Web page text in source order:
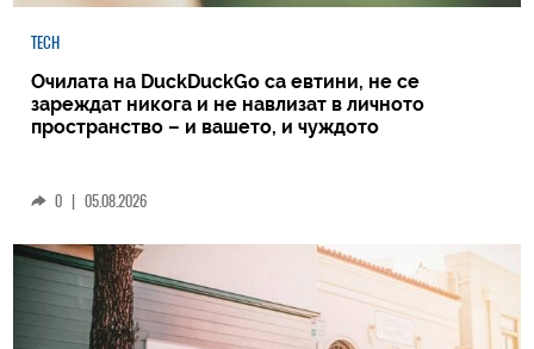
TECH
Очилата на DuckDuckGo са евтини, не се
зареждат никога и не навлизат в личното
пространство – и вашето, и чуждото
0 | 05.08.2026